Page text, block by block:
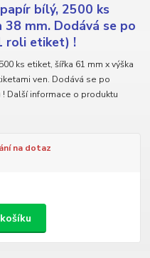
bílý, 2500 ks
mm. Dodává se po
roli etiket) !
ks etiket, šířka 61 mm x výška
ven. Dodává se po
Další informace o produktu
na dotaz